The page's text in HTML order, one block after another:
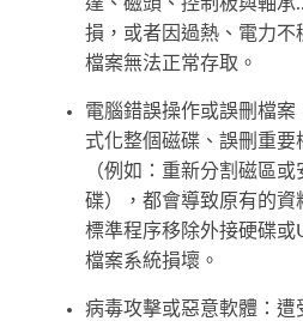
達、磁頭、控制板與軸
損，或者因過熱、電力
檔案無法正常存取。
電腦錯誤操作或誤刪檔
式化整個磁碟、誤刪重
（例如：重新分割磁區
碟），都會導致原有的
標準程序移除外接硬碟或
檔案系統損壞。
病毒攻擊或惡意軟體：